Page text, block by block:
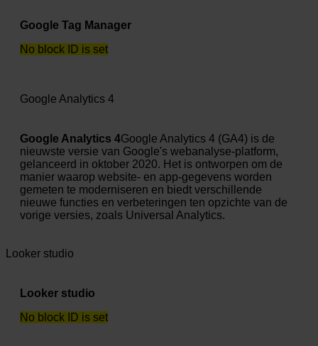
Google Tag Manager
No block ID is set
Google Analytics 4
Google Analytics 4Google Analytics 4 (GA4) is de
nieuwste versie van Google's webanalyse-platform,
gelanceerd in oktober 2020. Het is ontworpen om de
manier waarop website- en app-gegevens worden
gemeten te moderniseren en biedt verschillende
nieuwe functies en verbeteringen ten opzichte van de
vorige versies, zoals Universal Analytics.
Looker studio
Looker studio
No block ID is set